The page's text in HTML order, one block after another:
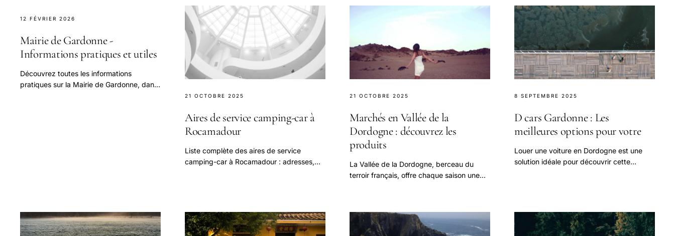
12 FÉVRIER 2026
Mairie de Gardonne -
Informations pratiques et utiles
Découvrez toutes les informations
pratiques sur la Mairie de Gardonne, dans
21 OCTOBRE 2025
Aires de service camping-car à
Rocamadour
Liste complète des aires de service
camping-car à Rocamadour : adresses,
21 OCTOBRE 2025
Marchés en Vallée de la
Dordogne : découvrez les
produits
La Vallée de la Dordogne, berceau du
terroir français, offre chaque saison une
8 SEPTEMBRE 2025
D cars Gardonne : Les
meilleures options pour votre
Louer une voiture en Dordogne est une
solution idéale pour découvrir cette